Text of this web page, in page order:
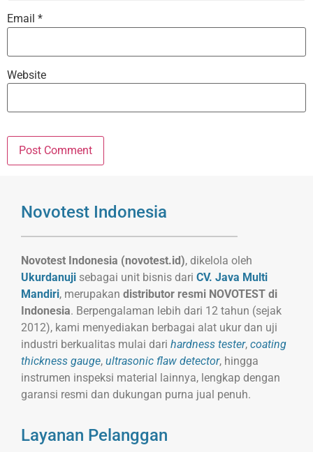
Email *
Website
Novotest Indonesia
Novotest Indonesia (novotest.id), dikelola oleh
Ukurdanuji sebagai unit bisnis dari CV. Java Multi
Mandiri, merupakan distributor resmi NOVOTEST di
Indonesia. Berpengalaman lebih dari 12 tahun (sejak
2012), kami menyediakan berbagai alat ukur dan uji
industri berkualitas mulai dari hardness tester, coating
thickness gauge, ultrasonic flaw detector, hingga
instrumen inspeksi material lainnya, lengkap dengan
garansi resmi dan dukungan purna jual penuh.
Layanan Pelanggan